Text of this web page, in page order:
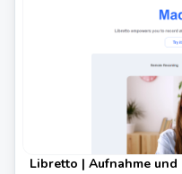
Libretto | Aufnahme